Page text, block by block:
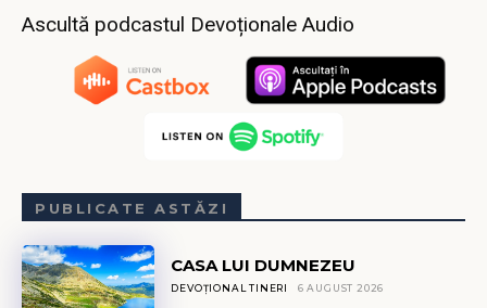
Ascultă podcastul Devoționale Audio
PUBLICATE ASTĂZI
CASA LUI DUMNEZEU
DEVOȚIONAL TINERI 6 AUGUST 2026